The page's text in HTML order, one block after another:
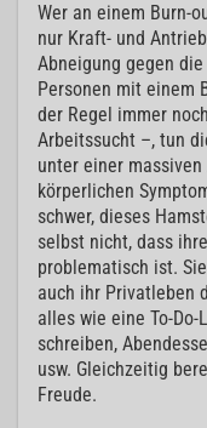
Wer an einem Burn-
nur Kraft- und
Abneigung gegen
Personen mit einem
der Regel immer
Arbeitssucht –, tun
unter einer
körperlichen
schwer, dieses
selbst nicht, dass
problematisch ist.
auch ihr Privatleben
alles wie eine To-
schreiben,
usw. Gleichzeitig
Freude.